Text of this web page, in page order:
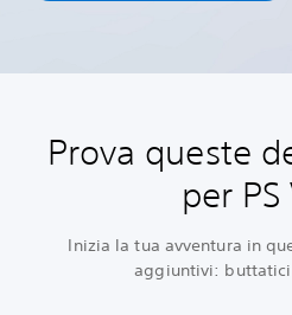
Prova queste
per PS
Inizia la tua avventura in
aggiuntivi: